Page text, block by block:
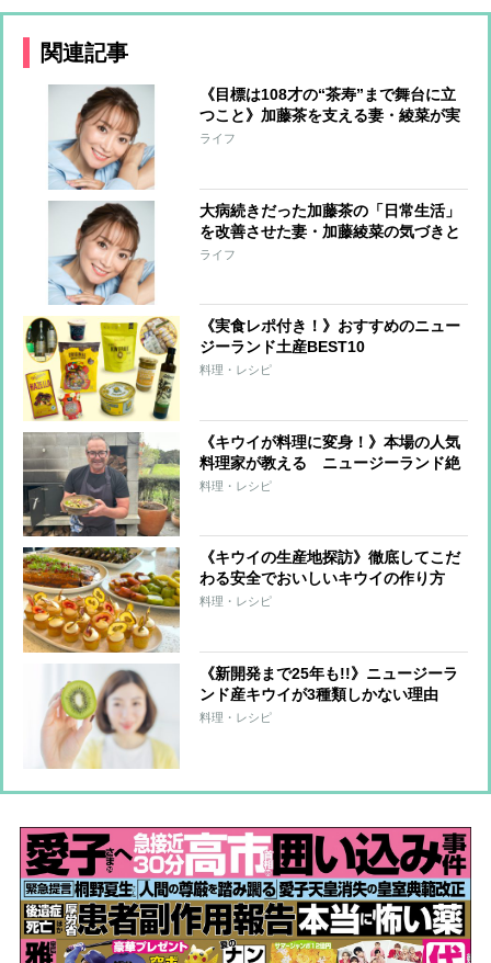
関連記事
《目標は108才の“茶寿”まで舞台に立
つこと》加藤茶を支える妻・綾菜が実
現した1日6g減塩でもおいしい食生
ライフ
大病続きだった加藤茶の「日常生活」
を改善させた妻・加藤綾菜の気づきと
サポート “水を自分で取りに行く”か
ライフ
《実食レポ付き！》おすすめのニュー
ジーランド土産BEST10
料理・レシピ
《キウイが料理に変身！》本場の人気
料理家が教える ニュージーランド絶
品レシピ
料理・レシピ
《キウイの生産地探訪》徹底してこだ
わる安全でおいしいキウイの作り方
料理・レシピ
《新開発まで25年も!!》ニュージーラ
ンド産キウイが3種類しかない理由
料理・レシピ